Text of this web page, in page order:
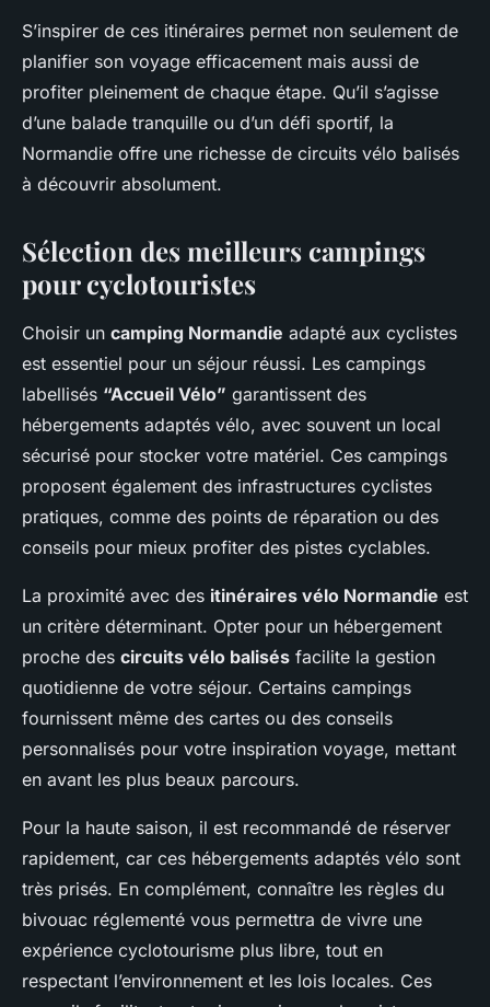
S’inspirer de ces itinéraires permet non seulement de
planifier son voyage efficacement mais aussi de
profiter pleinement de chaque étape. Qu’il s’agisse
d’une balade tranquille ou d’un défi sportif, la
Normandie offre une richesse de circuits vélo balisés
à découvrir absolument.
Sélection des meilleurs campings
pour cyclotouristes
Choisir un camping Normandie adapté aux cyclistes
est essentiel pour un séjour réussi. Les campings
labellisés “Accueil Vélo” garantissent des
hébergements adaptés vélo, avec souvent un local
sécurisé pour stocker votre matériel. Ces campings
proposent également des infrastructures cyclistes
pratiques, comme des points de réparation ou des
conseils pour mieux profiter des pistes cyclables.
La proximité avec des itinéraires vélo Normandie est
un critère déterminant. Opter pour un hébergement
proche des circuits vélo balisés facilite la gestion
quotidienne de votre séjour. Certains campings
fournissent même des cartes ou des conseils
personnalisés pour votre inspiration voyage, mettant
en avant les plus beaux parcours.
Pour la haute saison, il est recommandé de réserver
rapidement, car ces hébergements adaptés vélo sont
très prisés. En complément, connaître les règles du
bivouac réglementé vous permettra de vivre une
expérience cyclotourisme plus libre, tout en
respectant l’environnement et les lois locales. Ces